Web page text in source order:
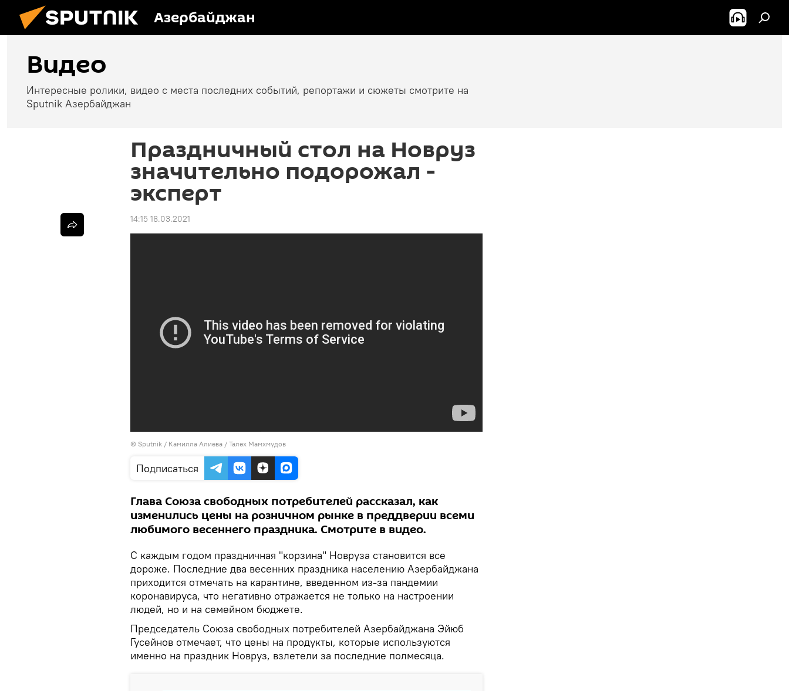
Азербайджан
Видео
Интересные ролики, видео с места последних событий, репортажи и сюжеты смотрите на
Sputnik Азербайджан
Праздничный стол на Новруз
значительно подорожал -
эксперт
14:15 18.03.2021
© Sputnik / Камилла Алиева / Талех Мамхмудов
Подписаться
Глава Союза свободных потребителей рассказал, как
изменились цены на розничном рынке в преддверии всеми
любимого весеннего праздника. Смотрите в видео.
С каждым годом праздничная "корзина" Новруза становится все
дороже. Последние два весенних праздника населению Азербайджана
приходится отмечать на карантине, введенном из-за пандемии
коронавируса, что негативно отражается не только на настроении
людей, но и на семейном бюджете.
Председатель Союза свободных потребителей Азербайджана Эйюб
Гусейнов отмечает, что цены на продукты, которые используются
именно на праздник Новруз, взлетели за последние полмесяца.